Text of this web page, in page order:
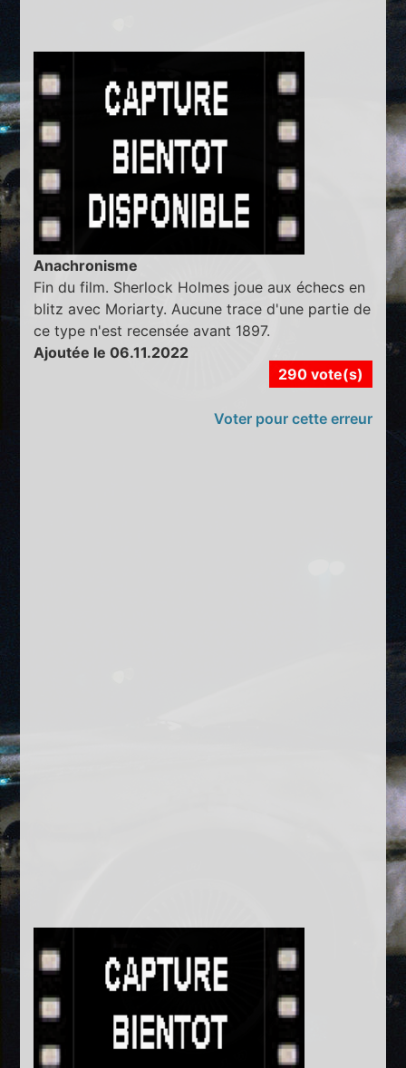
Anachronisme
Fin du film. Sherlock Holmes joue aux échecs en
blitz avec Moriarty. Aucune trace d'une partie de
ce type n'est recensée avant 1897.
Ajoutée le 06.11.2022
290 vote(s)
Voter pour cette erreur